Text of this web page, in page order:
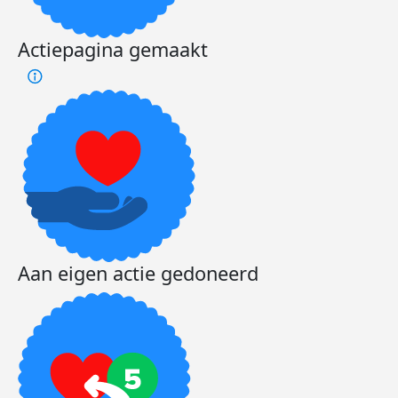
Actiepagina gemaakt
Aan eigen actie gedoneerd